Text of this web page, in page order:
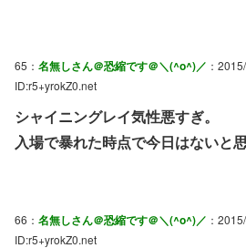
65： 名無しさん＠恐縮です＠＼(^o^)／ ：
ID:r5+yrokZ0.net
シャイニングレイ気性悪すぎ。
入場で暴れた時点で今日はないと思
66： 名無しさん＠恐縮です＠＼(^o^)／ ：
ID:r5+yrokZ0.net